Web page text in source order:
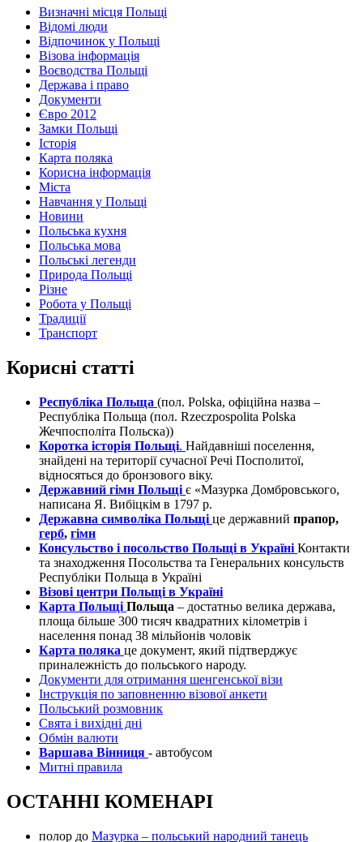
Визначні місця Польщі
Відомі люди
Відпочинок у Польщі
Візова інформація
Воєводства Польщі
Держава і право
Документи
Євро 2012
Замки Польщі
Історія
Карта поляка
Корисна інформація
Міста
Навчання у Польщі
Новини
Польська кухня
Польська мова
Польські легенди
Природа Польщі
Різне
Робота у Польщі
Традиції
Транспорт
Корисні статті
Республіка Польща (пол. Polska, офіційна назва –
Республіка Польща (пол. Rzeczpospolita Polska
Жечпосполіта Польска))
Коротка історія Польщі. Найдавніші поселення,
знайдені на території сучасної Речі Посполитої,
відносяться до бронзового віку.
Державний гімн Польщі є «Мазурка Домбровського,
написана Я. Вибіцкім в 1797 р.
Державна символіка Польщі це державний прапор,
герб, гімн
Консульство і посольство Польщі в Україні Контакти
та знаходження Посольства та Генеральних консульств
Республіки Польща в Україні
Візові центри Польщі в Україні
Карта Польщі Польща – достатньо велика держава,
площа більше 300 тисяч квадратних кілометрів і
населення понад 38 мільйонів чоловік
Карта поляка це документ, який підтверджує
приналежність до польського народу.
Документи для отримання шенгенської візи
Інструкція по заповненню візової анкети
Польський розмовник
Свята і вихідні дні
Обмін валюти
Варшава Вінниця - автобусом
Митні правила
ОСТАННІ КОМЕНАРІ
полор до Мазурка – польський народний танець